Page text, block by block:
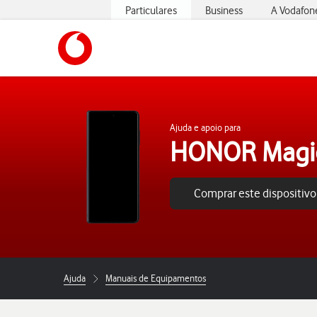
Particulares Business A
Ajuda e apoio para
HONOR
Comprar este dispositivo
Ajuda Manuais de Equipamentos